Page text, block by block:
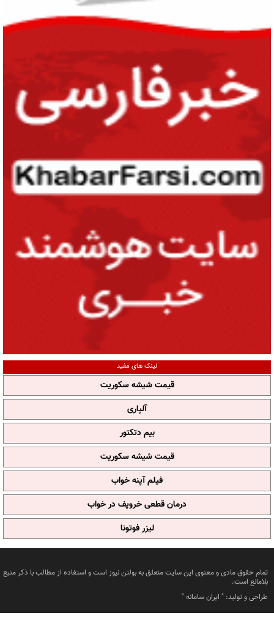
لینک های مفید
قیمت شیشه سکوریت
آلپاری
بیم دتکتور
قیمت شیشه سکوریت
فیلم آپنه خواب
درمان قطعی خروپف در خواب
لیزر فوتونا
تمام حقوق مادی و معنوی این سایت متعلق به بولتن نیوز است و استفاده از مطالب با ذکر منبع
بلامانع است.
طراحی و تولید: " ایران سامانه"